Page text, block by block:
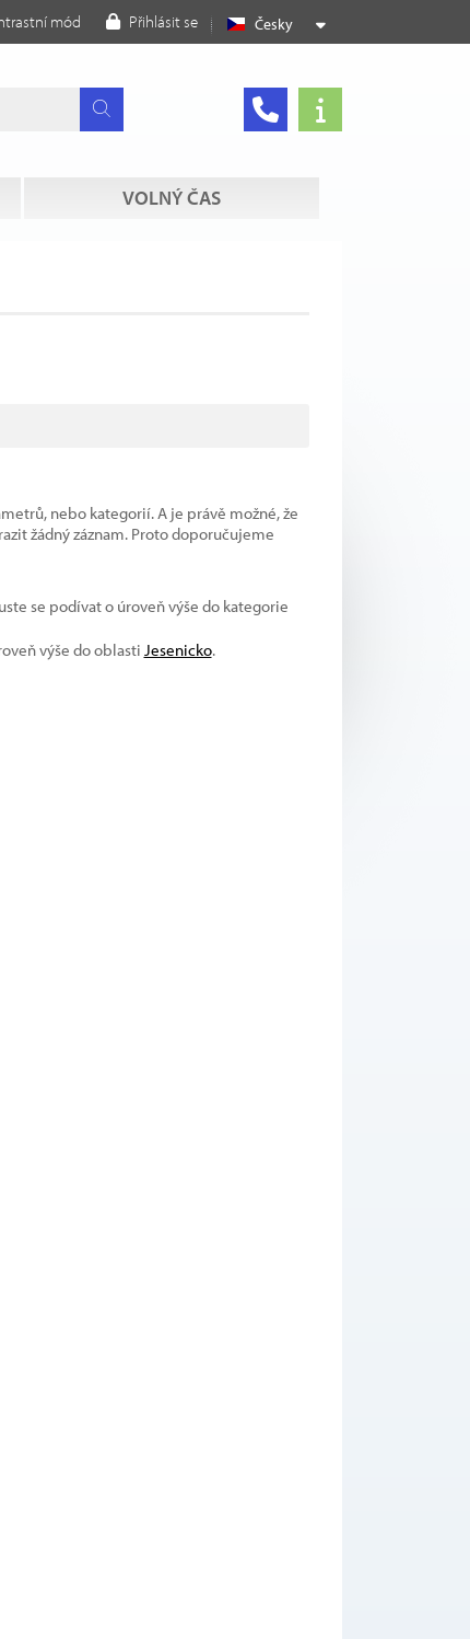
Česky
mód Přihlásit se
VOLNÝ ČAS
nebo kategorií. A je právě možné, že
žádný záznam. Proto doporučujeme
se podívat o úroveň výše do kategorie
výše do oblasti Jesenicko.